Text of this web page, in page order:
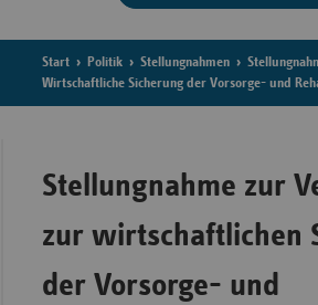
Start Politik Stellungnahmen
Wirtschaftliche Sicherung der Vorsorge- und
Stellungnahme zur
zur wirtschaftlichen
der Vorsorge- und